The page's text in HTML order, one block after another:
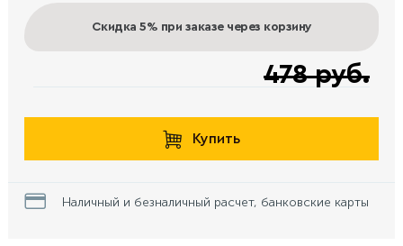
Скидка 5% при заказе через корзину
478 руб.
Купить
Наличный и безналичный расчет, банковские карты